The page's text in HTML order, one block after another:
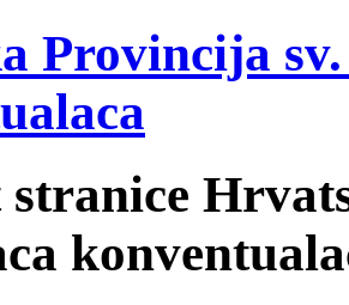
Provincija